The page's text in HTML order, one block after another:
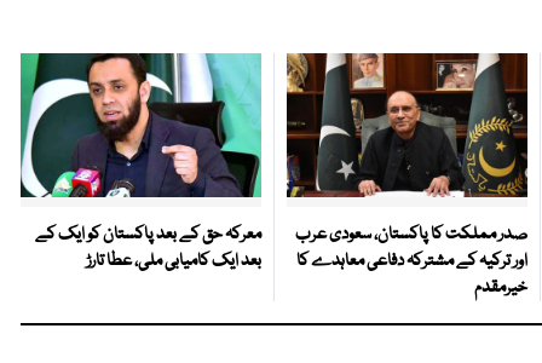
صدر مملکت کا پاکستان، سعودی عرب
اور ترکیہ کے مشترکہ دفاعی معاہدے کا
خیرمقدم
معرکہ حق کے بعد پاکستان کو ایک کے
بعد ایک کامیابی ملی، عطا تارڑ